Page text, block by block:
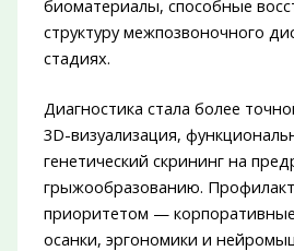
биоматериалы, способные
структуру межпозвоночного
стадиях.
Диагностика стала более
3D-визуализация,
генетический скрининг на
грыжообразованию.
приоритетом —
осанки, эргономики и